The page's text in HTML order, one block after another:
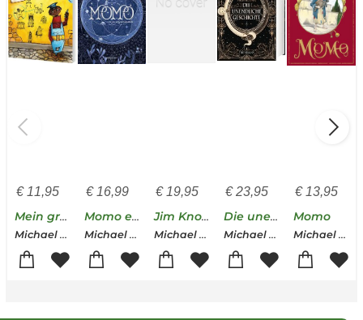
€11,95
Mein großer Rätselspaß mit Jim Knopf
Michael Ende
€16,99
Momo en de tijdspaarders
Michael Ende
€19,95
Jim Knopf: Jim Knopf und Lukas der Lokomotivführer
Michael Ende
€23,95
Die unendliche Geschichte
Michael Ende
€13,95
Momo
Michael Ende